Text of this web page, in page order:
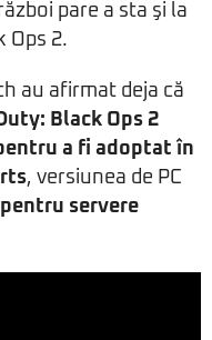
pare a sta şi la
Ops 2.
au afirmat deja că
Black Ops 2
a fi adoptat în
, versiunea de PC
servere